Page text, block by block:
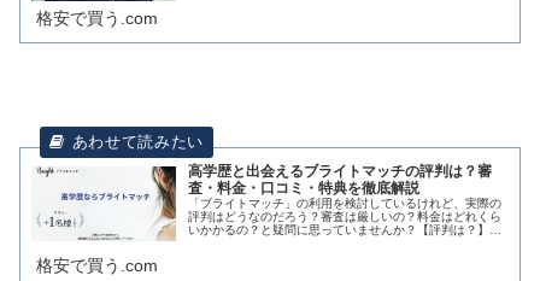
格安で買う.com
高学歴と出会えるブライトマッチの評判は？審
査・料金・口コミ・特典を徹底解説
「ブライトマッチ」の利用を検討しているけれど、実際の
評判はどうなのだろう？審査は厳しいの？料金はどれくら
いかかるの？と疑問に思っていませんか？【評判は？】高
格安で買う.com